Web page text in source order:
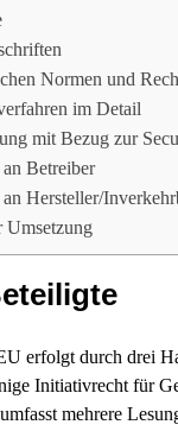
Normen und
im Detail
mit Bezug zur
Betreiber
Hersteller/
Umsetzung
erfolgt durch drei
Initiativrecht für
mehrere